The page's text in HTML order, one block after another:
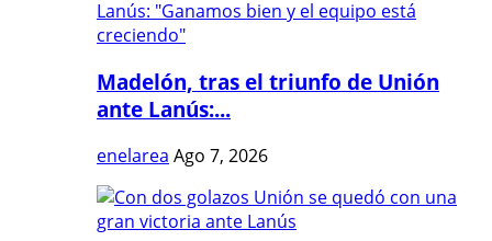
Madelón, tras el triunfo de Unión
ante Lanús:...
enelarea Ago 7, 2026